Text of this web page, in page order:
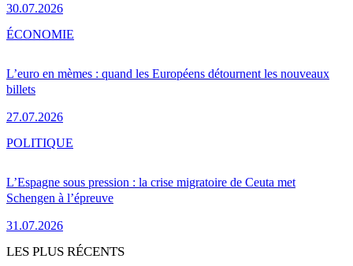
30.07.2026
L’euro en mèmes : quand les Européens détournent les nouveaux
billets
27.07.2026
ÉCONOMIE
L’Espagne sous pression : la crise migratoire de Ceuta met
Schengen à l’épreuve
31.07.2026
POLITIQUE
LES PLUS RÉCENTS